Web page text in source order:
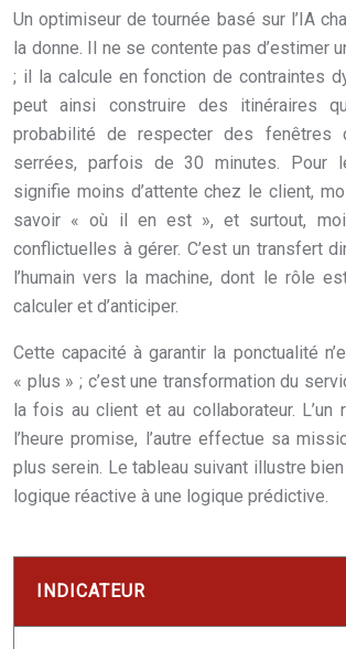
Un optimiseur de tournée basé sur l’IA
la donne. Il ne se contente pas d’estimer
; il la calcule en fonction de contraintes
peut ainsi construire des itinéraires
probabilité de respecter des fenêtres
serrées, parfois de 30 minutes. Pour
signifie moins d’attente chez le client,
savoir « où il en est », et surtout,
conflictuelles à gérer. C’est un transfert
l’humain vers la machine, dont le rôle
calculer et d’anticiper.
Cette capacité à garantir la ponctualité
« plus » ; c’est une transformation du
la fois au client et au collaborateur.
l’heure promise, l’autre effectue sa
plus serein. Le tableau suivant illustre bien
logique réactive à une logique prédictive.
INDICATEUR